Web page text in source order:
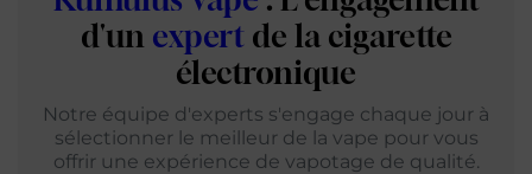
d'un expert de la cigarette
électronique
Notre équipe d'experts s'engage chaque jour à
sélectionner le meilleur de la vape pour vous
offrir une expérience de vapotage de qualité.